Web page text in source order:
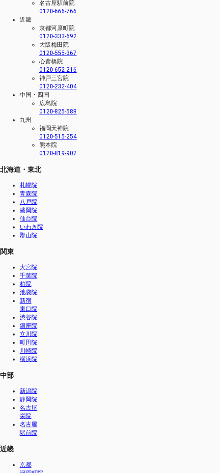
名古屋駅前院
0120-666-766
近畿
京都河原町院
0120-333-692
大阪梅田院
0120-555-367
心斎橋院
0120-652-216
神戸三宮院
0120-232-404
中国・四国
広島院
0120-825-588
九州
福岡天神院
0120-515-254
熊本院
0120-819-902
北海道・東北
札幌院
青森院
八戸院
盛岡院
仙台院
いわき院
郡山院
関東
大宮院
千葉院
柏院
池袋院
新宿
東口院
渋谷院
銀座院
立川院
町田院
川崎院
横浜院
中部
新潟院
静岡院
名古屋
栄院
名古屋
駅前院
近畿
京都